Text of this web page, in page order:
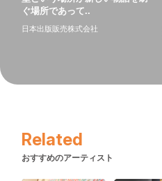
ぐ場所であって..
日本出版販売株式会社
Related
おすすめのアーティスト